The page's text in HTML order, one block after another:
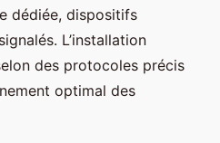
dédiée, dispositifs
L’installation
des protocoles précis
optimal des